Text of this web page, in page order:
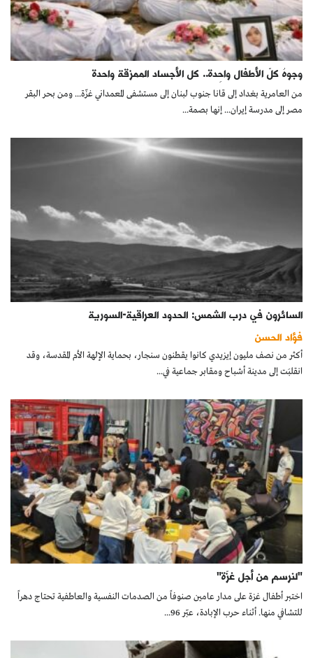
وجوهُ كلّ الأطفال واحِدة.. كل الأجساد الممزقة واحدة
من العامرية بغداد إلى قانا جنوب لبنان إلى مستشفى المعمداني غزّة... ومن بحر البقر
مصر إلى مدرسة إيران... إنها بصمة...
السائرون في درب الشمس: الحدود العراقية-السورية
فؤاد الحسن
أكثر من نصف مليون إيزيدي كانوا يقطنون سنجار، بحماية الإلهة الأم المقدسة، وقد
انقلبَت إلى مدينة أشباح ومقابر جماعية في...
"لنرسم من أجل غزّة"
اختبر أطفال غزة على مدار عامين صنوفاً من الصدمات النفسية والعاطفية تحتاج دهراً
للتشافي منها. أثناء حرب الإبادة، عبّر 96...